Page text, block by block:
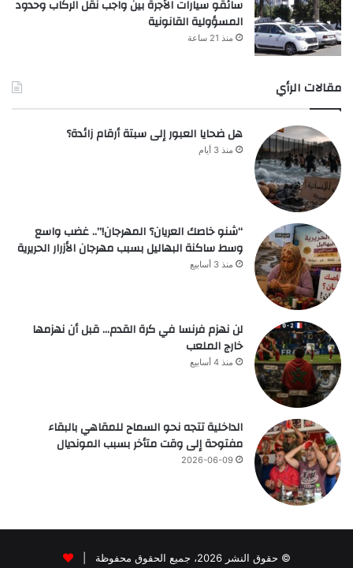
سائقو سيارات الأجرة بين واجب نقل الركاب وحدود
المسؤولية القانونية
منذ 21 ساعة
مقالات الرأي
هل ضحايا العبور إلى سبتة أرقام زائدة؟
منذ 3 أيام
“شنو خاصك العريان؟ المهرجان!”.. غضب واسع
وسط ساكنة البهاليل بسبب مهرجان الأزرار الحريرية
منذ 3 أسابيع
لن نهزم فرنسا في كرة القدم… قبل أن نهزمها
خارج الملعب
منذ 4 أسابيع
الداخلية تتجه نحو السماح للمقاهي بالبقاء
مفتوحة إلى وقت متأخر بسبب المونديال
2026-06-09
© حقوق النشر 2026، جميع الحقوق محفوظة |